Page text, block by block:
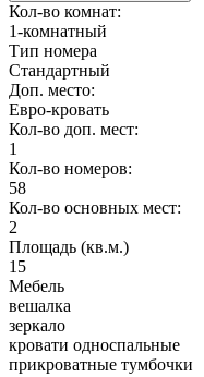
Кол-во комнат:
1-комнатный
Тип номера
Стандартный
Доп. место:
Евро-кровать
Кол-во доп. мест:
1
Кол-во номеров:
58
Кол-во основных мест:
2
Площадь (кв.м.)
15
Мебель
вешалка
зеркало
кровати односпальные
прикроватные тумбочки